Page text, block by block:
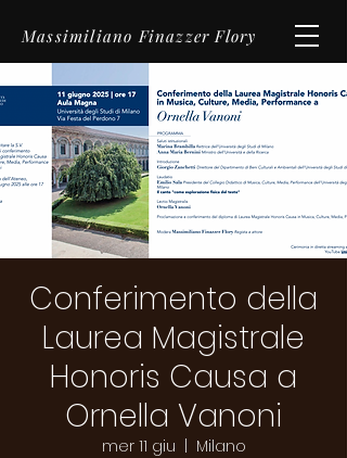
Massimiliano Finazzer Flory
Conferimento della
Laurea Magistrale
Honoris Causa a
Ornella Vanoni
mer 11 giu Milano